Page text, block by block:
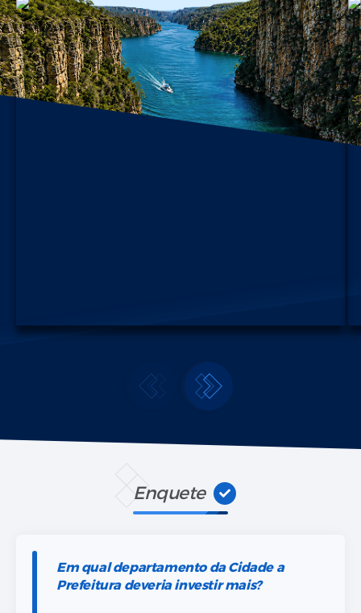
Enquete
Em qual departamento da Cidade a
Prefeitura deveria investir mais?